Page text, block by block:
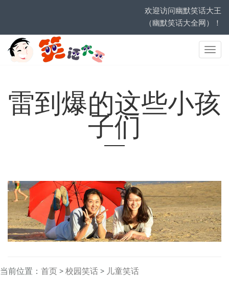
欢迎访问幽默笑话大王
（幽默笑话大全网）！
网
航
雷到爆的这些小孩
子们
当前位置： 首页>校园笑话>儿童笑话